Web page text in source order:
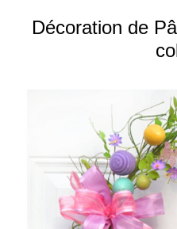
Décoration de